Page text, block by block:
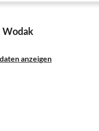
Wodak
anzeigen